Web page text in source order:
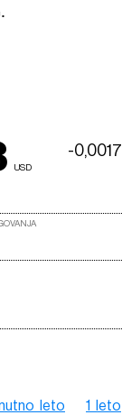
USD
-
leto 1 leto